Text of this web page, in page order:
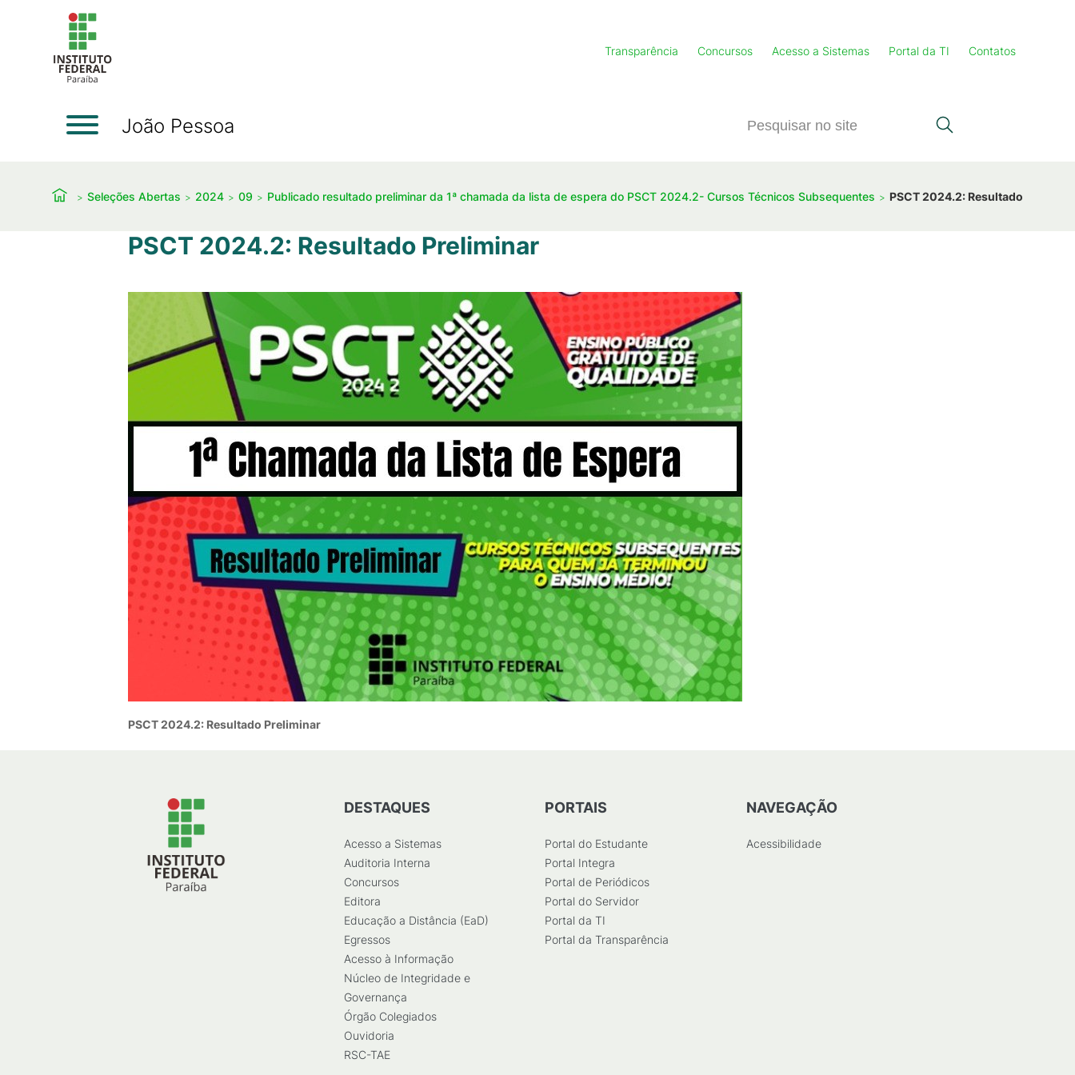
Transparência Concursos Acesso a Sistemas Portal da TI Contatos
João Pessoa
Seleções Abertas 2024 09 Publicado resultado preliminar da 1ª chamada da lista de espera do PSCT 2024.2- Cursos Técnicos Subsequentes PSCT 2024.2: Resultado
PSCT 2024.2: Resultado Preliminar
PSCT 2024.2: Resultado Preliminar
DESTAQUES
Acesso a Sistemas
Auditoria Interna
Concursos
Editora
Educação a Distância (EaD)
Egressos
Acesso à Informação
Núcleo de Integridade e
Governança
Órgão Colegiados
Ouvidoria
RSC-TAE
PORTAIS
Portal do Estudante
Portal Integra
Portal de Periódicos
Portal do Servidor
Portal da TI
Portal da Transparência
NAVEGAÇÃO
Acessibilidade